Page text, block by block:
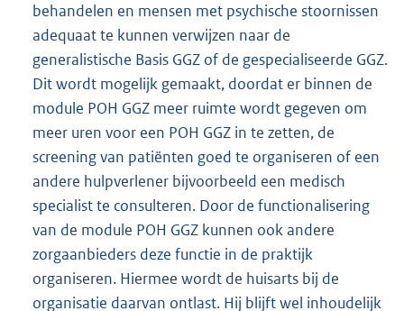
behandelen en mensen met psychische stoornissen
adequaat te kunnen verwijzen naar de
generalistische Basis GGZ of de gespecialiseerde GGZ.
Dit wordt mogelijk gemaakt, doordat er binnen de
module POH GGZ meer ruimte wordt gegeven om
meer uren voor een POH GGZ in te zetten, de
screening van patiënten goed te organiseren of een
andere hulpverlener bijvoorbeeld een medisch
specialist te consulteren. Door de functionalisering
van de module POH GGZ kunnen ook andere
zorgaanbieders deze functie in de praktijk
organiseren. Hiermee wordt de huisarts bij de
organisatie daarvan ontlast. Hij blijft wel inhoudelijk